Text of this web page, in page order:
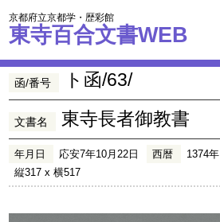
京都府立京都学・歴彩館
東寺百合文書WEB
函/番号 ト函/63/
文書名 東寺長者御教書
年月日 応安7年10月22日 西暦 1374年
縦317 x 横517